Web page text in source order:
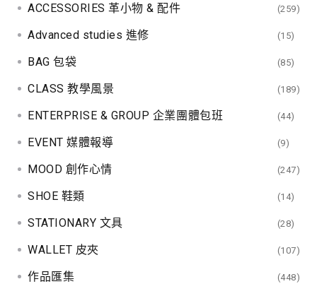
ACCESSORIES 革小物 & 配件 (259)
Advanced studies 進修 (15)
BAG 包袋 (85)
CLASS 教學風景 (189)
ENTERPRISE & GROUP 企業團體包班 (44)
EVENT 媒體報導 (9)
MOOD 創作心情 (247)
SHOE 鞋類 (14)
STATIONARY 文具 (28)
WALLET 皮夾 (107)
作品匯集 (448)